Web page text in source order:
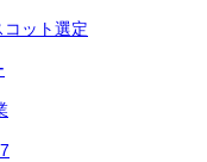
コット選定